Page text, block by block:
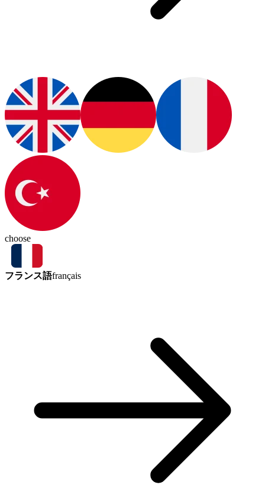
choose
フランス語français